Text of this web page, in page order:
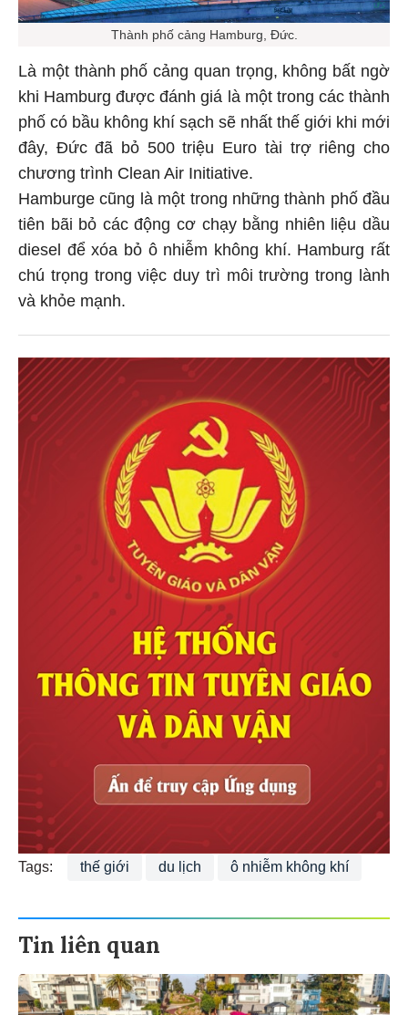
Thành phố cảng Hamburg, Đức.
Là một thành phố cảng quan trọng, không bất ngờ
khi Hamburg được đánh giá là một trong các thành
phố có bầu không khí sạch sẽ nhất thế giới khi mới
đây, Đức đã bỏ 500 triệu Euro tài trợ riêng cho
chương trình Clean Air Initiative.
Hamburge cũng là một trong những thành phố đầu
tiên bãi bỏ các động cơ chạy bằng nhiên liệu dầu
diesel để xóa bỏ ô nhiễm không khí. Hamburg rất
chú trọng trong việc duy trì môi trường trong lành
và khỏe mạnh.
Tags: thế giới du lịch ô nhiễm không khí
Tin liên quan